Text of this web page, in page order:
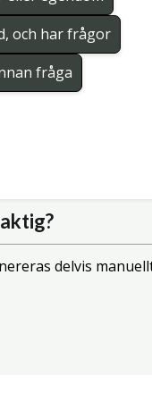
och har frågor
fråga
delvis